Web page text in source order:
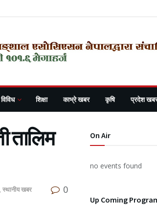
विविध शिक्षा काभ्रे खबर कृषि प्रदेश
तालिम
,स्थानीय खबर 0
On Air
no events found
Up Coming